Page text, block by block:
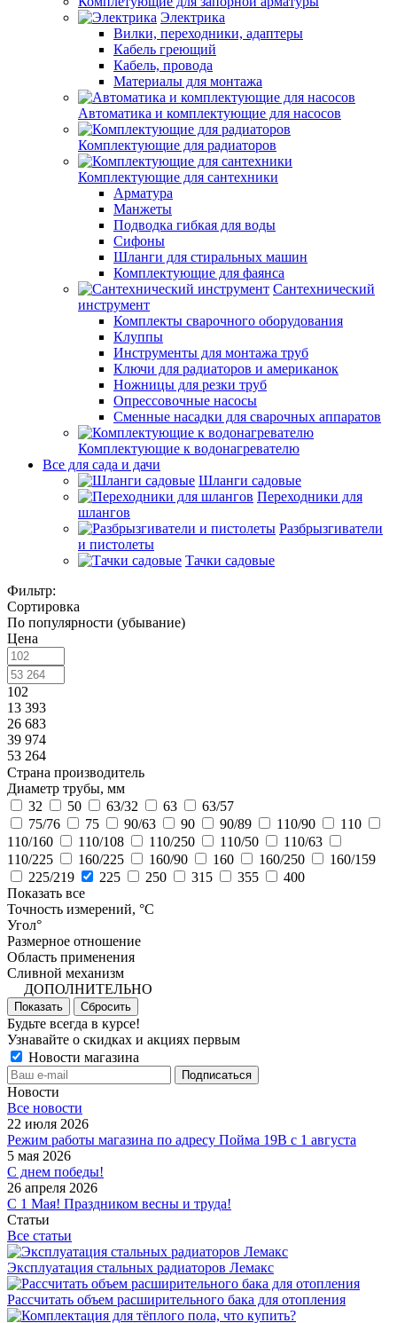
Электрика
Вилки, переходники, адаптеры
Кабель греющий
Кабель, провода
Материалы для монтажа
Автоматика и комплектующие для насосов
Комплектующие для радиаторов
Комплектующие для сантехники
Арматура
Манжеты
Подводка гибкая для воды
Сифоны
Шланги для стиральных машин
Комплектующие для фаянса
Сантехнический
инструмент
Комплекты сварочного оборудования
Клуппы
Инструменты для монтажа труб
Ключи для радиаторов и американок
Ножницы для резки труб
Опрессовочные насосы
Сменные насадки для сварочных аппаратов
Комплектующие к водонагревателю
Все для сада и дачи
Шланги садовые
Переходники для
шлангов
Разбрызгиватели
и пистолеты
Тачки садовые
Фильтр:
Сортировка
По популярности (убывание)
Цена
102
13 393
26 683
39 974
53 264
Страна производитель
Диаметр трубы, мм
32
50 63/32 63
63/57
75/76
75 90/63 90 90/89 110/90
110
110/160
110/108 110/250 110/50
110/63
110/225
160/225 160/90 160 160/250
160/159
225/219
225 250 315 355
400
Показать все
Точность измерений, °C
Угол°
Размерное отношение
Область применения
Сливной механизм
ДОПОЛНИТЕЛЬНО
Показать Сбросить
Будьте всегда в курсе!
Узнавайте о скидках и акциях первым
Новости магазина
Новости
Все новости
22 июля 2026
Режим работы магазина по адресу Пойма 19В с 1 августа
5 мая 2026
С днем победы!
26 апреля 2026
С 1 Мая! Праздником весны и труда!
Статьи
Все статьи
Эксплуатация стальных радиаторов Лемакс
Рассчитать объем расширительного бака для отопления